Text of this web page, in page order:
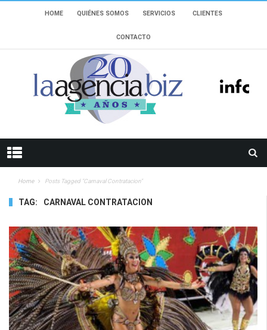
HOME QUIÉNES SOMOS SERVICIOS CLIENTES
CONTACTO
Home Posts Tagged "carnaval Contratacion"
TAG: CARNAVAL CONTRATACION